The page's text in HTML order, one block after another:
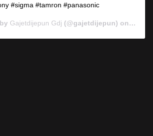
#sigma #tamron #panasonic
Gajetdijepun Gdj (@gajetdijepun) on Jan 7,